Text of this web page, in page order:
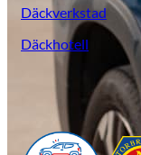
Däckverkstad
Däckhotell